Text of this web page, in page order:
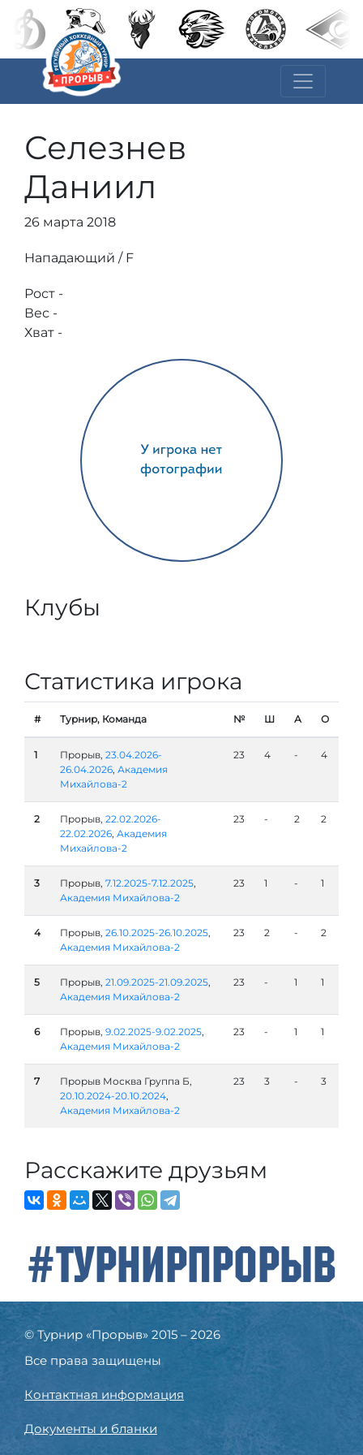
Селезнев
Даниил
26 марта 2018
Нападающий / F
Рост -
Вес -
Хват -
Клубы
Статистика игрока
# Турнир, Команда № Ш А О
1 Прорыв, 23.04.2026-
26.04.2026, Академия
Михайлова-2
23 4 - 4
2 Прорыв, 22.02.2026-
22.02.2026, Академия
Михайлова-2
23 - 2 2
3 Прорыв, 7.12.2025-7.12.2025,
Академия Михайлова-2
23 1 - 1
4 Прорыв, 26.10.2025-26.10.2025,
Академия Михайлова-2
23 2 - 2
5 Прорыв, 21.09.2025-21.09.2025,
Академия Михайлова-2
23 - 1 1
6 Прорыв, 9.02.2025-9.02.2025,
Академия Михайлова-2
23 - 1 1
7
Прорыв Москва Группа Б,
20.10.2024-20.10.2024,
Академия Михайлова-2
23 3 - 3
Расскажите друзьям
#ТурнирПрорыв
© Турнир «Прорыв» 2015 – 2026
Все права защищены
Контактная информация
Документы и бланки